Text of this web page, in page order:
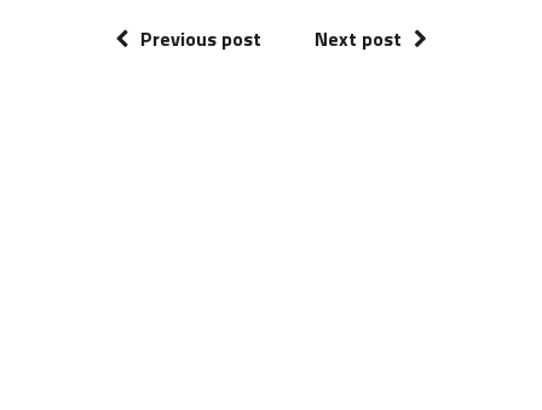
Previous post Next post